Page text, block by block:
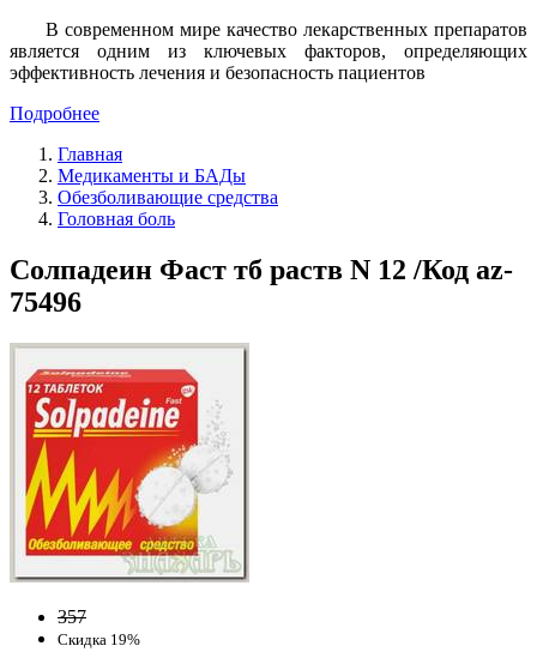
В современном мире качество лекарственных препаратов
является одним из ключевых факторов, определяющих
эффективность лечения и безопасность пациентов
Подробнее
Главная
Медикаменты и БАДы
Обезболивающие средства
Головная боль
Солпадеин Фаст тб раств N 12 /Код az-
75496
357
Скидка 19%